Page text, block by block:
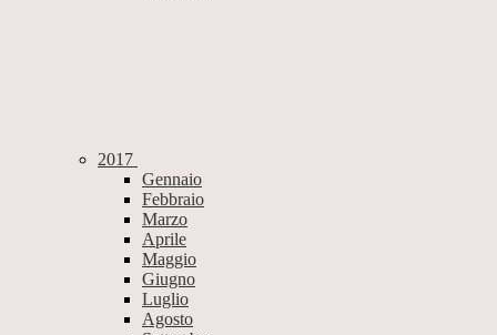
2017
Gennaio
Febbraio
Marzo
Aprile
Maggio
Giugno
Luglio
Agosto